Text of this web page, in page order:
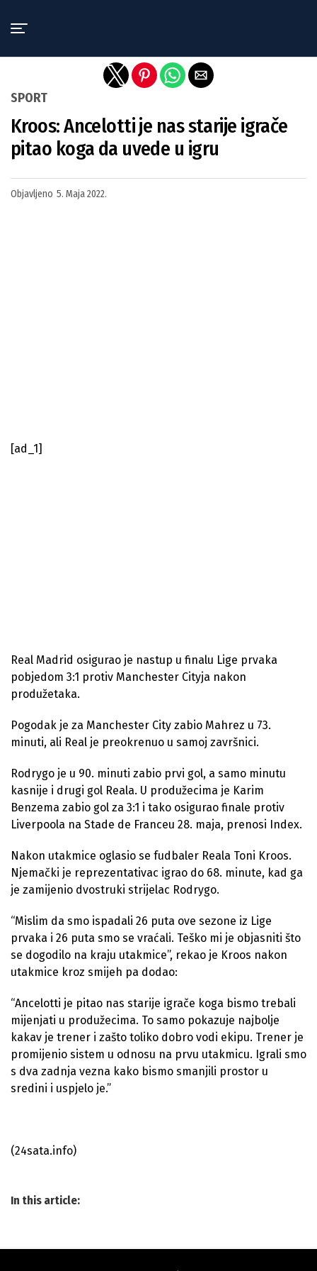
SPORT
Kroos: Ancelotti je nas starije igrače
pitao koga da uvede u igru
Objavljeno 5. Maja 2022.
[ad_1]
Real Madrid osigurao je nastup u finalu Lige prvaka
pobjedom 3:1 protiv Manchester Cityja nakon
produžetaka.
Pogodak je za Manchester City zabio Mahrez u 73.
minuti, ali Real je preokrenuo u samoj završnici.
Rodrygo je u 90. minuti zabio prvi gol, a samo minutu
kasnije i drugi gol Reala. U produžecima je Karim
Benzema zabio gol za 3:1 i tako osigurao finale protiv
Liverpoola na Stade de Franceu 28. maja, prenosi Index.
Nakon utakmice oglasio se fudbaler Reala Toni Kroos.
Njemački je reprezentativac igrao do 68. minute, kad ga
je zamijenio dvostruki strijelac Rodrygo.
“Mislim da smo ispadali 26 puta ove sezone iz Lige
prvaka i 26 puta smo se vraćali. Teško mi je objasniti što
se dogodilo na kraju utakmice”, rekao je Kroos nakon
utakmice kroz smijeh pa dodao:
“Ancelotti je pitao nas starije igrače koga bismo trebali
mijenjati u produžecima. To samo pokazuje najbolje
kakav je trener i zašto toliko dobro vodi ekipu. Trener je
promijenio sistem u odnosu na prvu utakmicu. Igrali smo
s dva zadnja vezna kako bismo smanjili prostor u
sredini i uspjelo je.”
(24sata.info)
In this article: